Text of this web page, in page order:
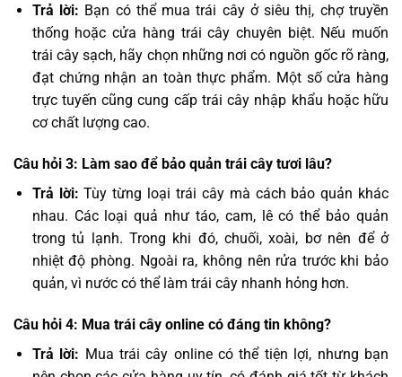
Trả lời: Bạn có thể mua trái cây ở siêu thị, chợ truyền
thống hoặc cửa hàng trái cây chuyên biệt. Nếu muốn
trái cây sạch, hãy chọn những nơi có nguồn gốc rõ ràng,
đạt chứng nhận an toàn thực phẩm. Một số cửa hàng
trực tuyến cũng cung cấp trái cây nhập khẩu hoặc hữu
cơ chất lượng cao.
Câu hỏi 3: Làm sao để bảo quản trái cây tươi lâu?
Trả lời:Tùy từng loại trái cây mà cách bảo quản khác
nhau. Các loại quả như táo, cam, lê có thể bảo quản
trong tủ lạnh. Trong khi đó, chuối, xoài, bơ nên để ở
nhiệt độ phòng. Ngoài ra, không nên rửa trước khi bảo
quản, vì nước có thể làm trái cây nhanh hỏng hơn.
Câu hỏi 4: Mua trái cây online có đáng tin không?
Trả lời: Mua trái cây online có thể tiện lợi, nhưng bạn